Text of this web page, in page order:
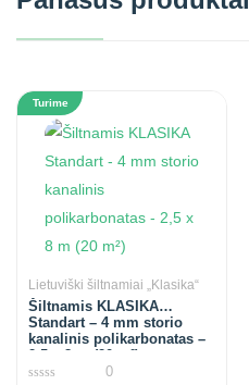
Turime
Lietuviški šiltnamiai „Klasika“
Šiltnamis KLASIKA
Standart – 4 mm storio
kanalinis polikarbonatas –
2,5 x 8 m (20 m²)
0